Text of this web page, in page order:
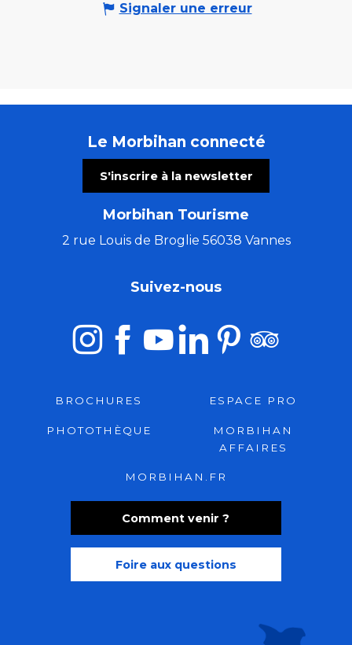
Signaler une erreur
Le Morbihan connecté
S'inscrire à la newsletter
Morbihan Tourisme
2 rue Louis de Broglie 56038 Vannes
Comment venir ?
Foire aux questions
Suivez-nous
BROCHURES ESPACE PRO
PHOTOTHÈQUE
MORBIHAN
AFFAIRES
MORBIHAN.FR